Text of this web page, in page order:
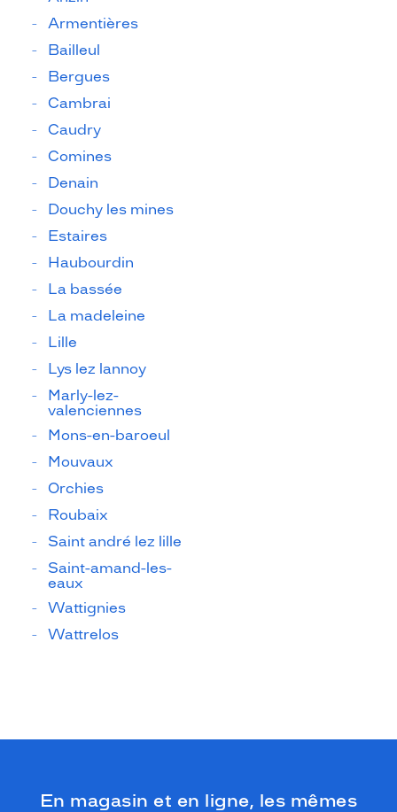
Armentières
Bailleul
Bergues
Cambrai
Caudry
Comines
Denain
Douchy les mines
Estaires
Haubourdin
La bassée
La madeleine
Lille
Lys lez lannoy
Marly-lez-
valenciennes
Mons-en-baroeul
Mouvaux
Orchies
Roubaix
Saint andré lez lille
Saint-amand-les-
eaux
Wattignies
Wattrelos
En magasin et en ligne, les mêmes